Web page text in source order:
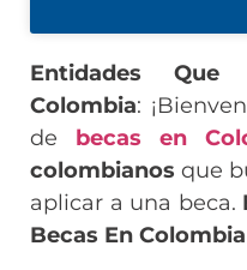
Entidades
Colombia:
de becas en
colombianos que
aplicar a una beca.
Becas En Colombia